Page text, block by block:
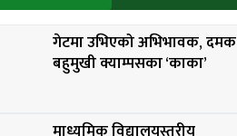
गेटमा उभिएको अभिभावक, दमक
बहुमुखी क्याम्पसका ‘काका’